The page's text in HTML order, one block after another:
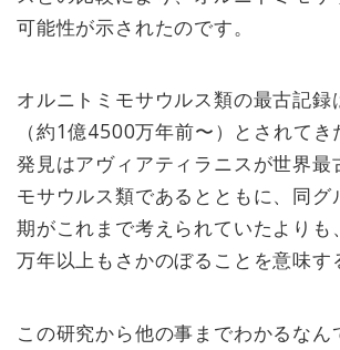
可能性が示されたのです。
オルニトミモサウルス類の最古記録
（約1億4500万年前〜）とされて
発見はアヴィアティラニスが世界最
モサウルス類であるとともに、同グ
期がこれまで考えられていたより
万年以上もさかのぼることを意味す
この研究から他の事までわかるなん